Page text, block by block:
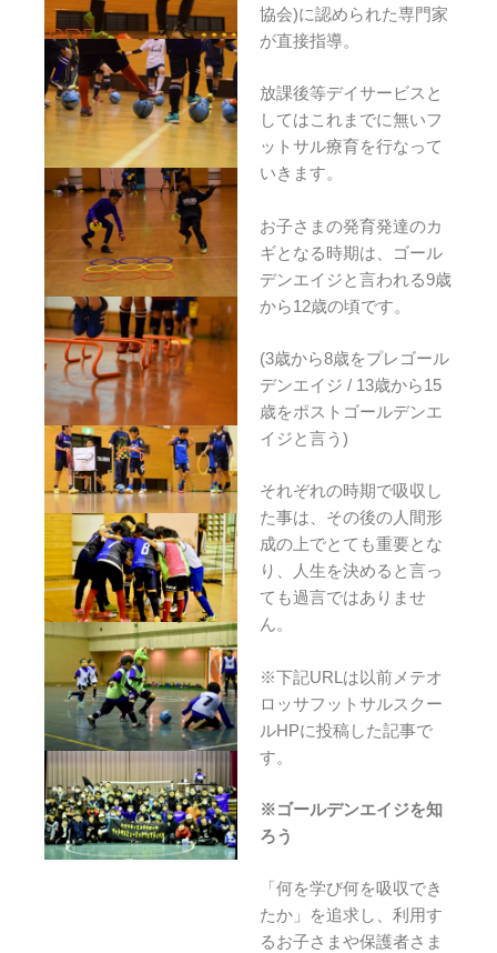
協会)に認められた専門家
が直接指導。
放課後等デイサービスと
してはこれまでに無いフ
ットサル療育を行なって
いきます。
お子さまの発育発達のカ
ギとなる時期は、ゴール
デンエイジと言われる9歳
から12歳の頃です。
(3歳から8歳をプレゴール
デンエイジ / 13歳から15
歳をポストゴールデンエ
イジと言う)
それぞれの時期で吸収し
た事は、その後の人間形
成の上でとても重要とな
り、人生を決めると言っ
ても過言ではありませ
ん。
※下記URLは以前メテオ
ロッサフットサルスクー
ルHPに投稿した記事で
す。
※ゴールデンエイジを知
ろう
「何を学び何を吸収でき
たか」を追求し、利用す
るお子さまや保護者さま